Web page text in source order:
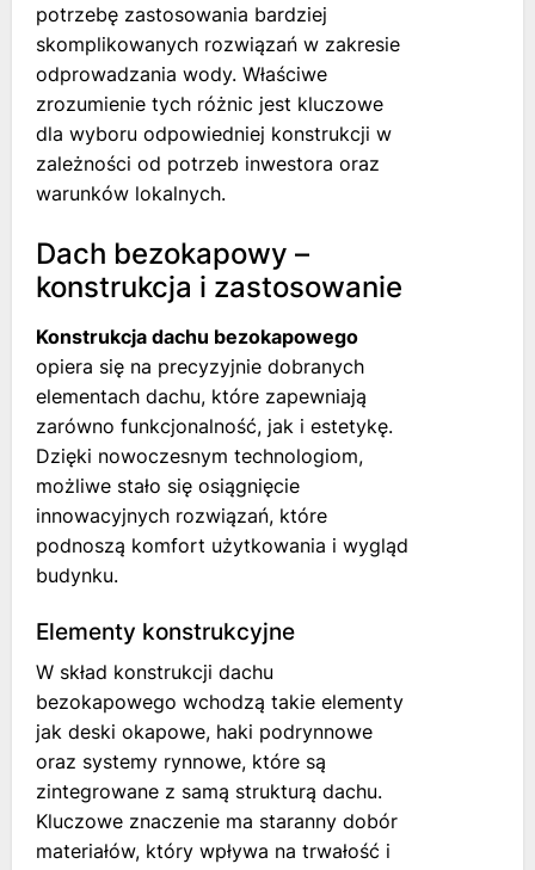
potrzebę zastosowania bardziej
skomplikowanych rozwiązań w zakresie
odprowadzania wody. Właściwe
zrozumienie tych różnic jest kluczowe
dla wyboru odpowiedniej konstrukcji w
zależności od potrzeb inwestora oraz
warunków lokalnych.
Dach bezokapowy –
konstrukcja i zastosowanie
Konstrukcja dachu bezokapowego
opiera się na precyzyjnie dobranych
elementach dachu, które zapewniają
zarówno funkcjonalność, jak i estetykę.
Dzięki nowoczesnym technologiom,
możliwe stało się osiągnięcie
innowacyjnych rozwiązań, które
podnoszą komfort użytkowania i wygląd
budynku.
Elementy konstrukcyjne
W skład konstrukcji dachu
bezokapowego wchodzą takie elementy
jak deski okapowe, haki podrynnowe
oraz systemy rynnowe, które są
zintegrowane z samą strukturą dachu.
Kluczowe znaczenie ma staranny dobór
materiałów, który wpływa na trwałość i